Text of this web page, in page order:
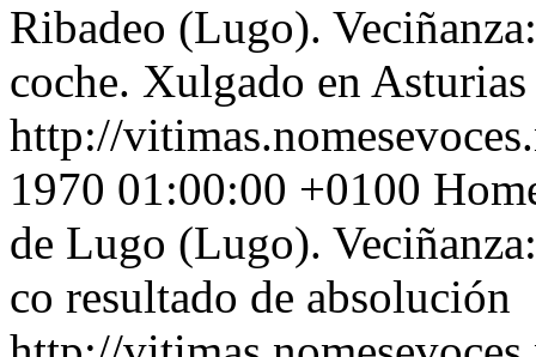
Ribadeo (Lugo).
coche. Xulgado en
http://
1970 01:00:00 +0100
de Lugo (Lugo).
co resultado de absolución